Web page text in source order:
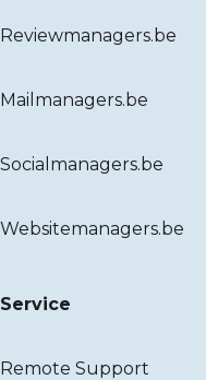
Reviewmanagers.be
Mailmanagers.be
Socialmanagers.be
Websitemanagers.be
Service
Remote Support